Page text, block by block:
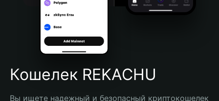
Português (Brasil)
Español (Argentina)
Кошелек REKACHU
Вы ищете надежный и безопасный криптокошелек